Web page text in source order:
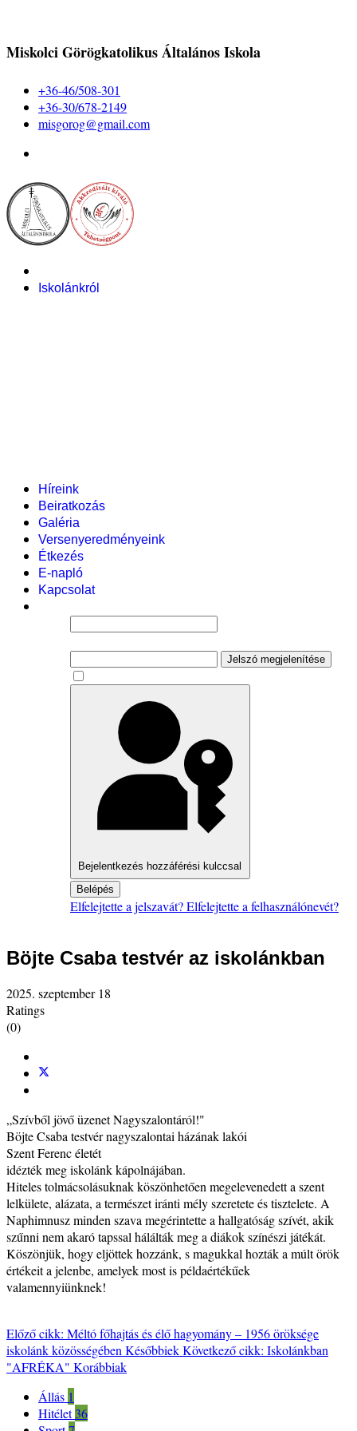
Miskolci Görögkatolikus Általános Iskola
+36-46/508-301
+36-30/678-2149
misgorog@gmail.com
Iskolánkról
Híreink
Beiratkozás
Galéria
Versenyeredményeink
Étkezés
E-napló
Kapcsolat
Jelszó megjelenítése
Bejelentkezés hozzáférési kulccsal
Belépés
Elfelejtette a jelszavát?Elfelejtette a felhasználónevét?
Böjte Csaba testvér az iskolánkban
2025. szeptember 18
Ratings
(0)
„Szívből jövő üzenet Nagyszalontáról!"
Böjte Csaba testvér nagyszalontai házának lakói
Szent Ferenc életét
idézték meg iskolánk kápolnájában.
Hiteles tolmácsolásuknak köszönhetően megelevenedett a szent
lelkülete, alázata, a természet iránti mély szeretete és tisztelete. A
Naphimnusz minden szava megérintette a hallgatóság szívét, akik
szűnni nem akaró tapssal hálálták meg a diákok színészi játékát.
Köszönjük, hogy eljöttek hozzánk, s magukkal hozták a múlt örök
értékeit a jelenbe, amelyek most is példaértékűek
valamennyiünknek!
Előző cikk: Méltó főhajtás és élő hagyomány – 1956 öröksége
iskolánk közösségébenKésőbbiekKövetkező cikk: Iskolánkban
"AFRÉKA" Korábbiak
Állás 1
Hitélet36